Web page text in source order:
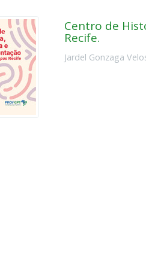
Centro de
Recife.
Jardel Gonzaga